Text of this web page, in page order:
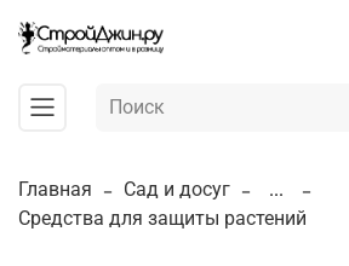
Главная Сад и досуг
...
Средства для защиты растений